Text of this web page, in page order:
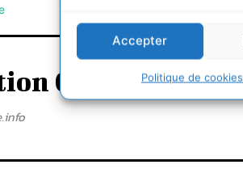
Accepter
Politique de cookies
Cdurable